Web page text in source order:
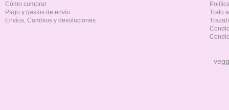
Cómo comprar
Pago y gastos de envío
Envíos, Cambios y devoluciones
Trato